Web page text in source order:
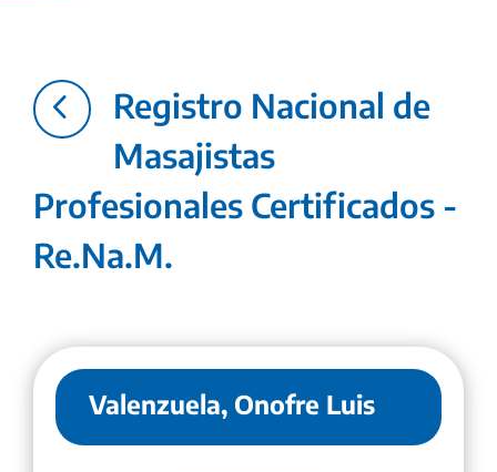
4
Registro Nacional de
Masajistas
Profesionales Certificados -
Re.Na.M.
Valenzuela, Onofre Luis